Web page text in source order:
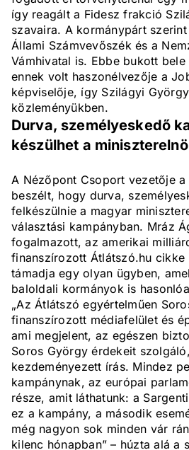
így reagált a Fidesz frakció
szavaira. A kormánypárt
Állami Számvevőszék és a
Vámhivatal is. Ebbe bukott
ennek volt haszonélvezője a
képviselője, így Szilágyi
közleményükben.
Durva, személyeskedő
készülhet a
A Nézőpont Csoport vezetője
beszélt, hogy durva,
felkészülnie a magyar
választási kampányban. Mráz
fogalmazott, az amerikai
finanszírozott Átlátszó.hu cikke
támadja egy olyan ügyben,
baloldali kormányok is
„Az Átlátszó egyértelműen
finanszírozott médiafelület és
ami megjelent, az egészen
Soros György érdekeit
kezdeményezett írás. Mindez
kampánynak, az európai
része, amit láthatunk: a
ez a kampány, a második
még nagyon sok minden vár
kilenc hónapban” – húzta alá a